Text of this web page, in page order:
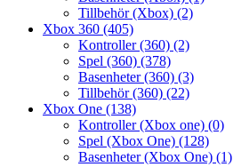
Tillbehör (Xbox) (2)
Xbox 360 (405)
Kontroller (360) (2)
Spel (360) (378)
Basenheter (360) (3)
Tillbehör (360) (22)
Xbox One (138)
Kontroller (Xbox one) (0)
Spel (Xbox One) (128)
Basenheter (Xbox One) (1)